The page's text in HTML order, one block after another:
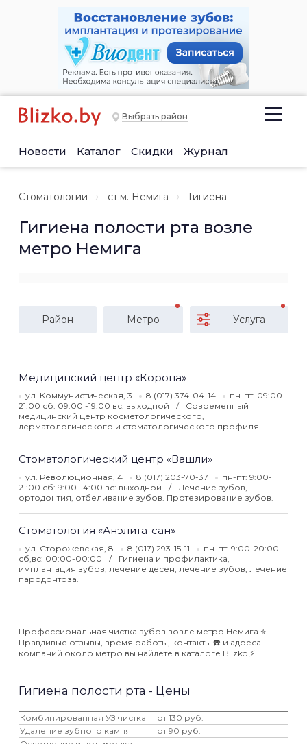
Выбрать район
Новости Каталог Скидки Журнал
Стоматологии ст.м. Немига Гигиена
Гигиена полости рта возле
метро Немига
Район Метро Услуга
Медицинский центр «Корона»
ул. Коммунистическая, 3 8 (017) 374-04-14
пн-пт: 09:00-
21:00 сб: 09:00 -19:00 вс: выходной
Современный
медицинский центр косметологического,
дерматологического и стоматологического профиля.
Стоматологический центр «Вашли»
ул. Революционная, 4 8 (017) 203-70-37
пн-пт: 9:00-
21:00 сб: 9:00-14:00 вс: выходной
Лечение зубов,
ортодонтия, отбеливание зубов. Протезирование зубов.
Стоматология «Анэлита-сан»
ул. Сторожевская, 8 8 (017) 293-15-11
пн-пт: 9:00-20:00
сб,вс: 00:00-00:00
Гигиена и профилактика,
имплантация зубов, лечение десен, лечение зубов, лечение
пародонтоза.
Профессиональная чистка зубов возле метро Немига ⭐️
Правдивые отзывы, время работы, контакты ☎️ и адреса
компаний около метро вы найдёте в каталоге Blizko ⚡️
Гигиена полости рта - Цены
Комбинированная УЗ чистка
от 130 руб.
Удаление зубного камня
от 90 руб.